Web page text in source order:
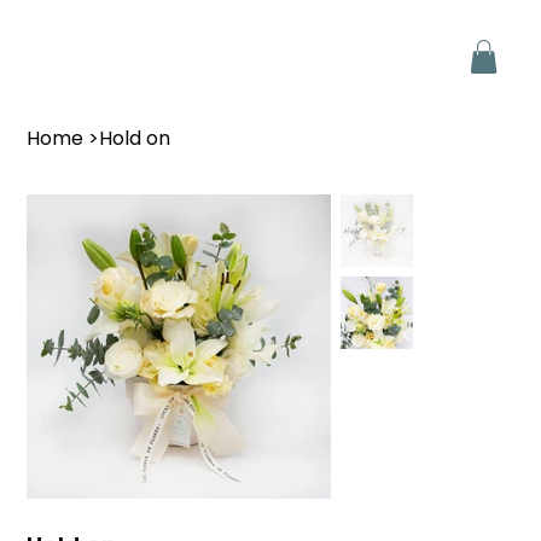
Home >Hold on